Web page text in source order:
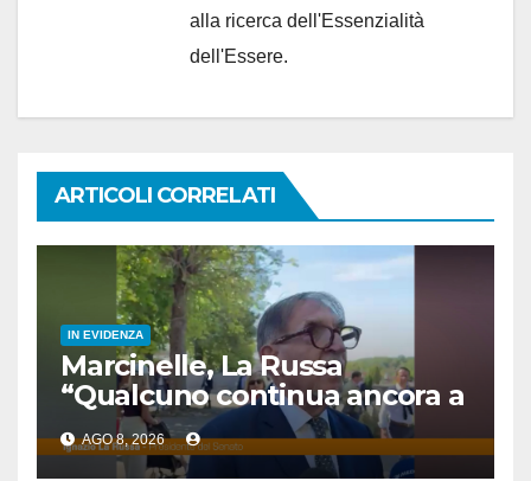
alla ricerca dell'Essenzialità
dell'Essere.
ARTICOLI CORRELATI
IN EVIDENZA
Marcinelle, La Russa
“Qualcuno continua ancora a
voltare le spalle”
AGO 8, 2026